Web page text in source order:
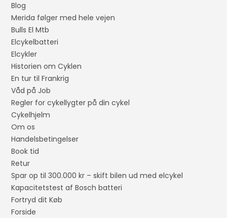
Blog
Merida følger med hele vejen
Bulls El Mtb
Elcykelbatteri
Elcykler
Historien om Cyklen
En tur til Frankrig
Våd på Job
Regler for cykellygter på din cykel
Cykelhjelm
Om os
Handelsbetingelser
Book tid
Retur
Spar op til 300.000 kr – skift bilen ud med elcykel
Kapacitetstest af Bosch batteri
Fortryd dit Køb
Forside